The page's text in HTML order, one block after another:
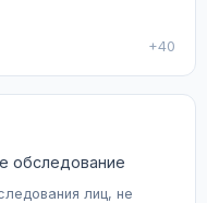
+40
обследование
лиц, не